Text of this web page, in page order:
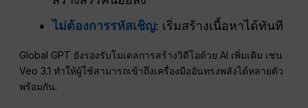
ไม่ต้องการรหัสเชิญ: เริ่มสร้างเนื้อหาได้ทันที
Global GPT ยังรองรับโมเดลการสร้างวิดีโอด้วย AI เพิ่มเติม เช่น
Veo 3.1 ทำให้ผู้ใช้สามารถเข้าถึงเครื่องมืออันทรงพลังได้หลายตัว
พร้อมกัน.